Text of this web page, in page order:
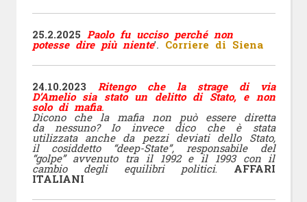
25.2.2025 Paolo fu ucciso perché non
potesse dire più niente’. Corriere di Siena
24.10.2023 Ritengo che la strage di via
D’Amelio sia stato un delitto di Stato, e non
solo di mafia.
Dicono che la mafia non può essere diretta
da nessuno? Io invece dico che è stata
utilizzata anche da pezzi deviati dello Stato,
il cosiddetto “deep-State”, responsabile del
“golpe” avvenuto tra il 1992 e il 1993 con il
cambio degli equilibri politici. AFFARI
ITALIANI